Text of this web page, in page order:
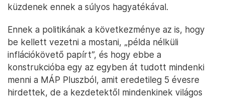
küzdenek ennek a súlyos hagyatékával.
Ennek a politikának a következménye az is, hogy
be kellett vezetni a mostani, „példa nélküli
inflációkövető papírt”, és hogy ebbe a
konstrukcióba egy az egyben át tudott mindenki
menni a MÁP Pluszból, amit eredetileg 5 évesre
hirdettek, de a kezdetektől mindenkinek világos